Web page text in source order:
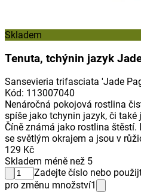
Skladem
Tenuta, tchýnin jazyk
Sansevieria trifasciata 'Jade
Kód: 113007040
Nenáročná pokojová rostlina
spíše jako tchynin jazyk, či také
Číně známá jako rostlina štěstí.
se světlým okrajem a jsou v
129 Kč
Skladem méně než 5
Zadejte číslo nebo
pro změnu množství1